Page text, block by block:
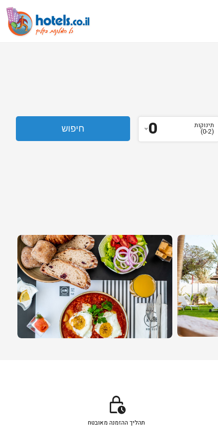
תינוקות
(0-2)
0
lock_clock
תהליך ההזמנה מאובטח